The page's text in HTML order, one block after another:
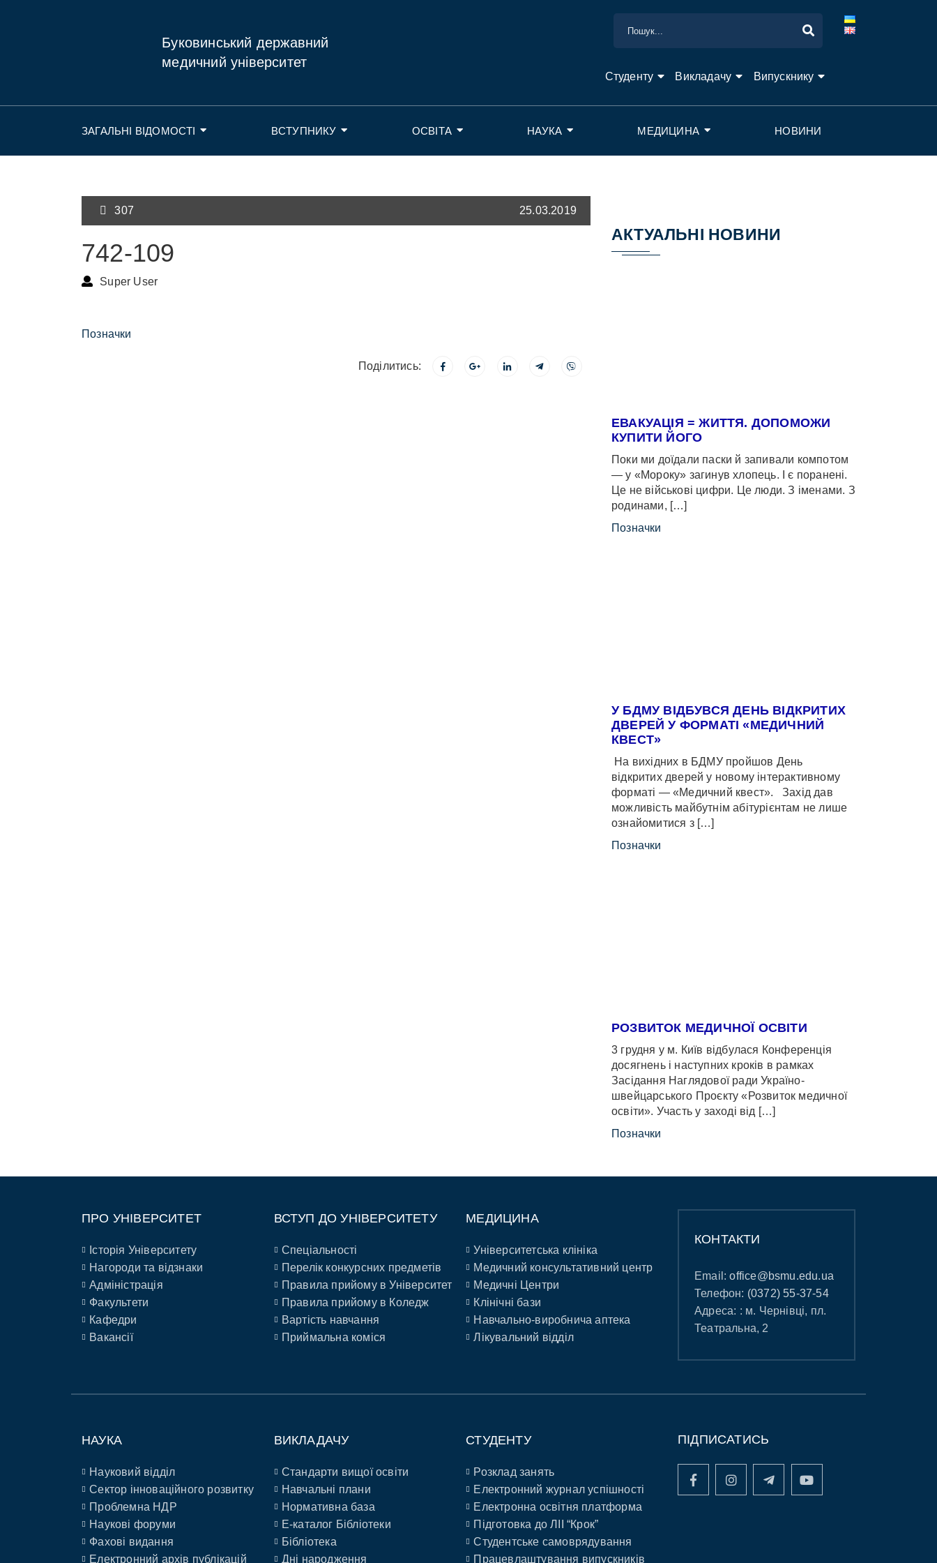
Буковинський державний
медичний університет
Студенту Викладачу Випускнику
ЗАГАЛЬНІ ВІДОМОСТІ ВСТУПНИКУ ОСВІТА НАУКА МЕДИЦИНА НОВИНИ
307 25.03.2019
742-109
Super User
Позначки
Поділитись:
АКТУАЛЬНІ НОВИНИ
ЕВАКУАЦІЯ = ЖИТТЯ. ДОПОМОЖИ
КУПИТИ ЙОГО
Поки ми доїдали паски й запивали компотом
— у «Мороку» загинув хлопець. І є поранені.
Це не військові цифри. Це люди. З іменами. З
родинами, […]
Позначки
У БДМУ ВІДБУВСЯ ДЕНЬ ВІДКРИТИХ
ДВЕРЕЙ У ФОРМАТІ «МЕДИЧНИЙ
КВЕСТ»
На вихідних в БДМУ пройшов День
відкритих дверей у новому інтерактивному
форматі — «Медичний квест». Захід дав
можливість майбутнім абітурієнтам не лише
ознайомитися з […]
Позначки
РОЗВИТОК МЕДИЧНОЇ ОСВІТИ
3 грудня у м. Київ відбулася Конференція
досягнень і наступних кроків в рамках
Засідання Наглядової ради Україно-
швейцарського Проєкту «Розвиток медичної
освіти». Участь у заході від […]
Позначки
ПРО УНІВЕРСИТЕТ
Історія Університету
Нагороди та відзнаки
Адміністрація
Факультети
Кафедри
Вакансії
ВСТУП ДО УНІВЕРСИТЕТУ
Спеціальності
Перелік конкурсних предметів
Правила прийому в Університет
Правила прийому в Коледж
Вартість навчання
Приймальна коміся
МЕДИЦИНА
Університетська клініка
Медичний консультативний центр
Медичні Центри
Клінічні бази
Навчально-виробнича аптека
Лікувальний відділ
КОНТАКТИ
Email:office@bsmu.edu.ua
Телефон: (0372) 55-37-54
Адреса: : м. Чернівці, пл.
Театральна, 2
НАУКА
Науковий відділ
Сектор інноваційного розвитку
Проблемна НДР
Наукові форуми
Фахові видання
Електронний архів публікацій
ВИКЛАДАЧУ
Стандарти вищої освіти
Навчальні плани
Нормативна база
E-каталог Бібліотеки
Бібліотека
Дні народження
СТУДЕНТУ
Розклад занять
Електронний журнал успішності
Електронна освітня платформа
Підготовка до ЛІІ “Крок”
Студентське самоврядування
Працевлаштування випускників
ПІДПИСАТИСЬ